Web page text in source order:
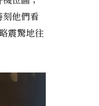
他們看
震驚地往